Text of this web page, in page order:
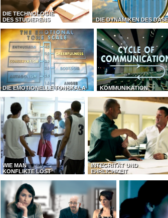
DIE TECHNOLOGIE
DES STUDIERENS
DIE DYNAMIKEN DES
DIE EMOTIONELLE TONSKALA KOMMUNIKATION
WIE MAN
KONFLIKTE LÖST
INTEGRITÄT UND
EHRLICHKEIT